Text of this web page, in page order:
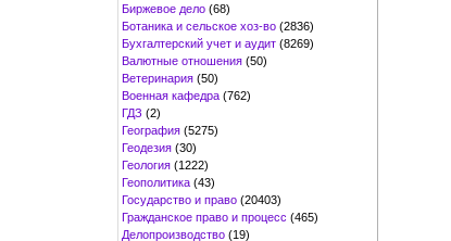
Биржевое дело (68)
Ботаника и сельское хоз-во (2836)
Бухгалтерский учет и аудит (8269)
Валютные отношения (50)
Ветеринария (50)
Военная кафедра (762)
ГДЗ (2)
География (5275)
Геодезия (30)
Геология (1222)
Геополитика (43)
Государство и право (20403)
Гражданское право и процесс (465)
Делопроизводство (19)